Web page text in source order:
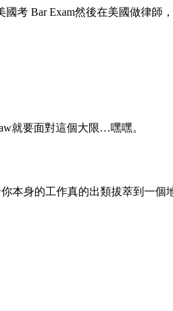
考 Bar Exam然後在美國做律師
就要面對這個大限…嘿嘿。
本身的工作真的出類拔萃到一個